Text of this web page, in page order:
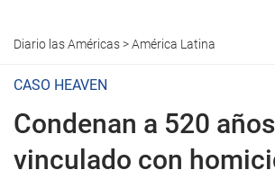
Diario las Américas>América Latina
CASO HEAVEN
Condenan a 520
vinculado con